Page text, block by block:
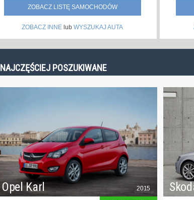
ZOBACZ LISTĘ SAMOCHODÓW
ZOBACZ INNE lub WYSZUKAJ AUTA
NAJCZĘŚCIEJ POSZUKIWANE
Opel Karl 2015